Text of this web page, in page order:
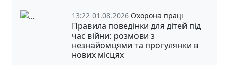
13:22 01.08.2026 Охорона праці
Правила поведінки для дітей під
час війни: розмови з
незнайомцями та прогулянки в
нових місцях